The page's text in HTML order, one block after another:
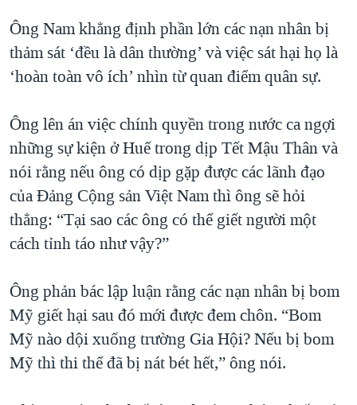
Ông Nam khẳng định phần lớn các nạn nhân bị
thảm sát ‘đều là dân thường’ và việc sát hại họ là
‘hoàn toàn vô ích’ nhìn từ quan điểm quân sự.
Ông lên án việc chính quyền trong nước ca ngợi
những sự kiện ở Huế trong dịp Tết Mậu Thân và
nói rằng nếu ông có dịp gặp được các lãnh đạo
của Đảng Cộng sản Việt Nam thì ông sẽ hỏi
thẳng: “Tại sao các ông có thể giết người một
cách tỉnh táo như vậy?”
Ông phản bác lập luận rằng các nạn nhân bị bom
Mỹ giết hại sau đó mới được đem chôn. “Bom
Mỹ nào dội xuống trường Gia Hội? Nếu bị bom
Mỹ thì thi thể đã bị nát bét hết,” ông nói.